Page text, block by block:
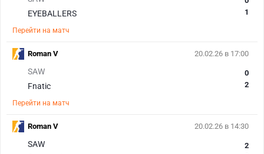
EYEBALLERS
1
Перейти на матч
20.02.26 в 17:00
SAW
Fnatic
0
2
Перейти на матч
Roman V
20.02.26 в 14:30
SAW
2
Roman V